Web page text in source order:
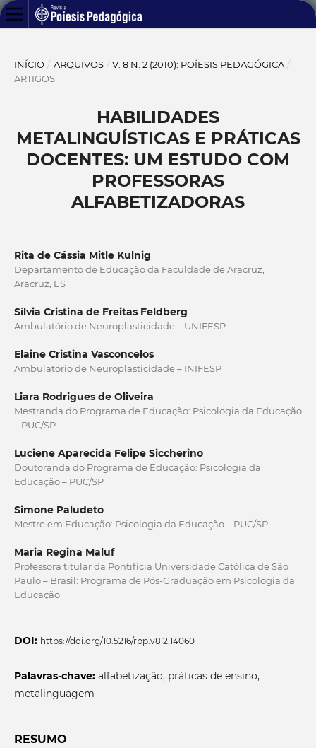
INÍCIO / ARQUIVOS / V. 8 N. 2 (2010): POÍESIS PEDAGÓGICA /
ARTIGOS
HABILIDADES
METALINGUÍSTICAS E PRÁTICAS
DOCENTES: UM ESTUDO COM
PROFESSORAS
ALFABETIZADORAS
Rita de Cássia Mitle Kulnig
Departamento de Educação da Faculdade de Aracruz,
Aracruz, ES
Sílvia Cristina de Freitas Feldberg
Ambulatório de Neuroplasticidade – UNIFESP
Elaine Cristina Vasconcelos
Ambulatório de Neuroplasticidade – INIFESP
Liara Rodrigues de Oliveira
Mestranda do Programa de Educação: Psicologia da Educação
– PUC/SP
Luciene Aparecida Felipe Siccherino
Doutoranda do Programa de Educação: Psicologia da
Educação – PUC/SP
Simone Paludeto
Mestre em Educação: Psicologia da Educação – PUC/SP
Maria Regina Maluf
Professora titular da Pontifícia Universidade Católica de São
Paulo – Brasil: Programa de Pós-Graduação em Psicologia da
Educação
DOI: https://doi.org/10.5216/rpp.v8i2.14060
Palavras-chave: alfabetização, práticas de ensino,
metalinguagem
RESUMO